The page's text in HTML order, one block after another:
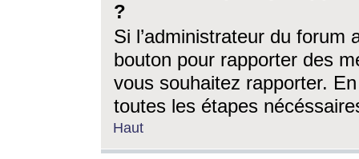
?
Si l’administrateur du forum
bouton pour rapporter des
vous souhaitez rapporter.
toutes les étapes
Haut